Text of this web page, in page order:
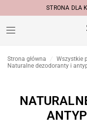
STRONA DLA
Strona główna / Wszystkie
Naturalne dezodoranty i